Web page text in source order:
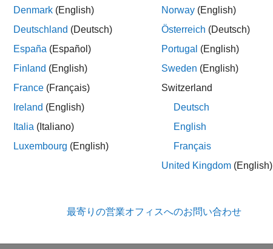
Denmark (English)
Deutschland (Deutsch)
España (Español)
Finland (English)
France (Français)
Ireland (English)
Italia (Italiano)
Luxembourg (English)
Norway (English)
Österreich (Deutsch)
Portugal (English)
Sweden (English)
Switzerland
Deutsch
English
Français
United Kingdom (English)
最寄りの営業オフィスへのお問い合わせ